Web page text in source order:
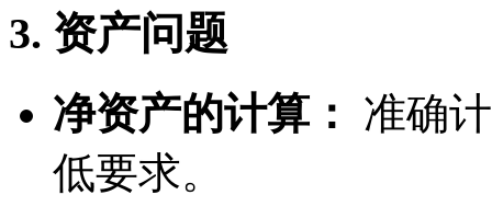
3. 资产问题
净资产的计算：
准确
低要求。